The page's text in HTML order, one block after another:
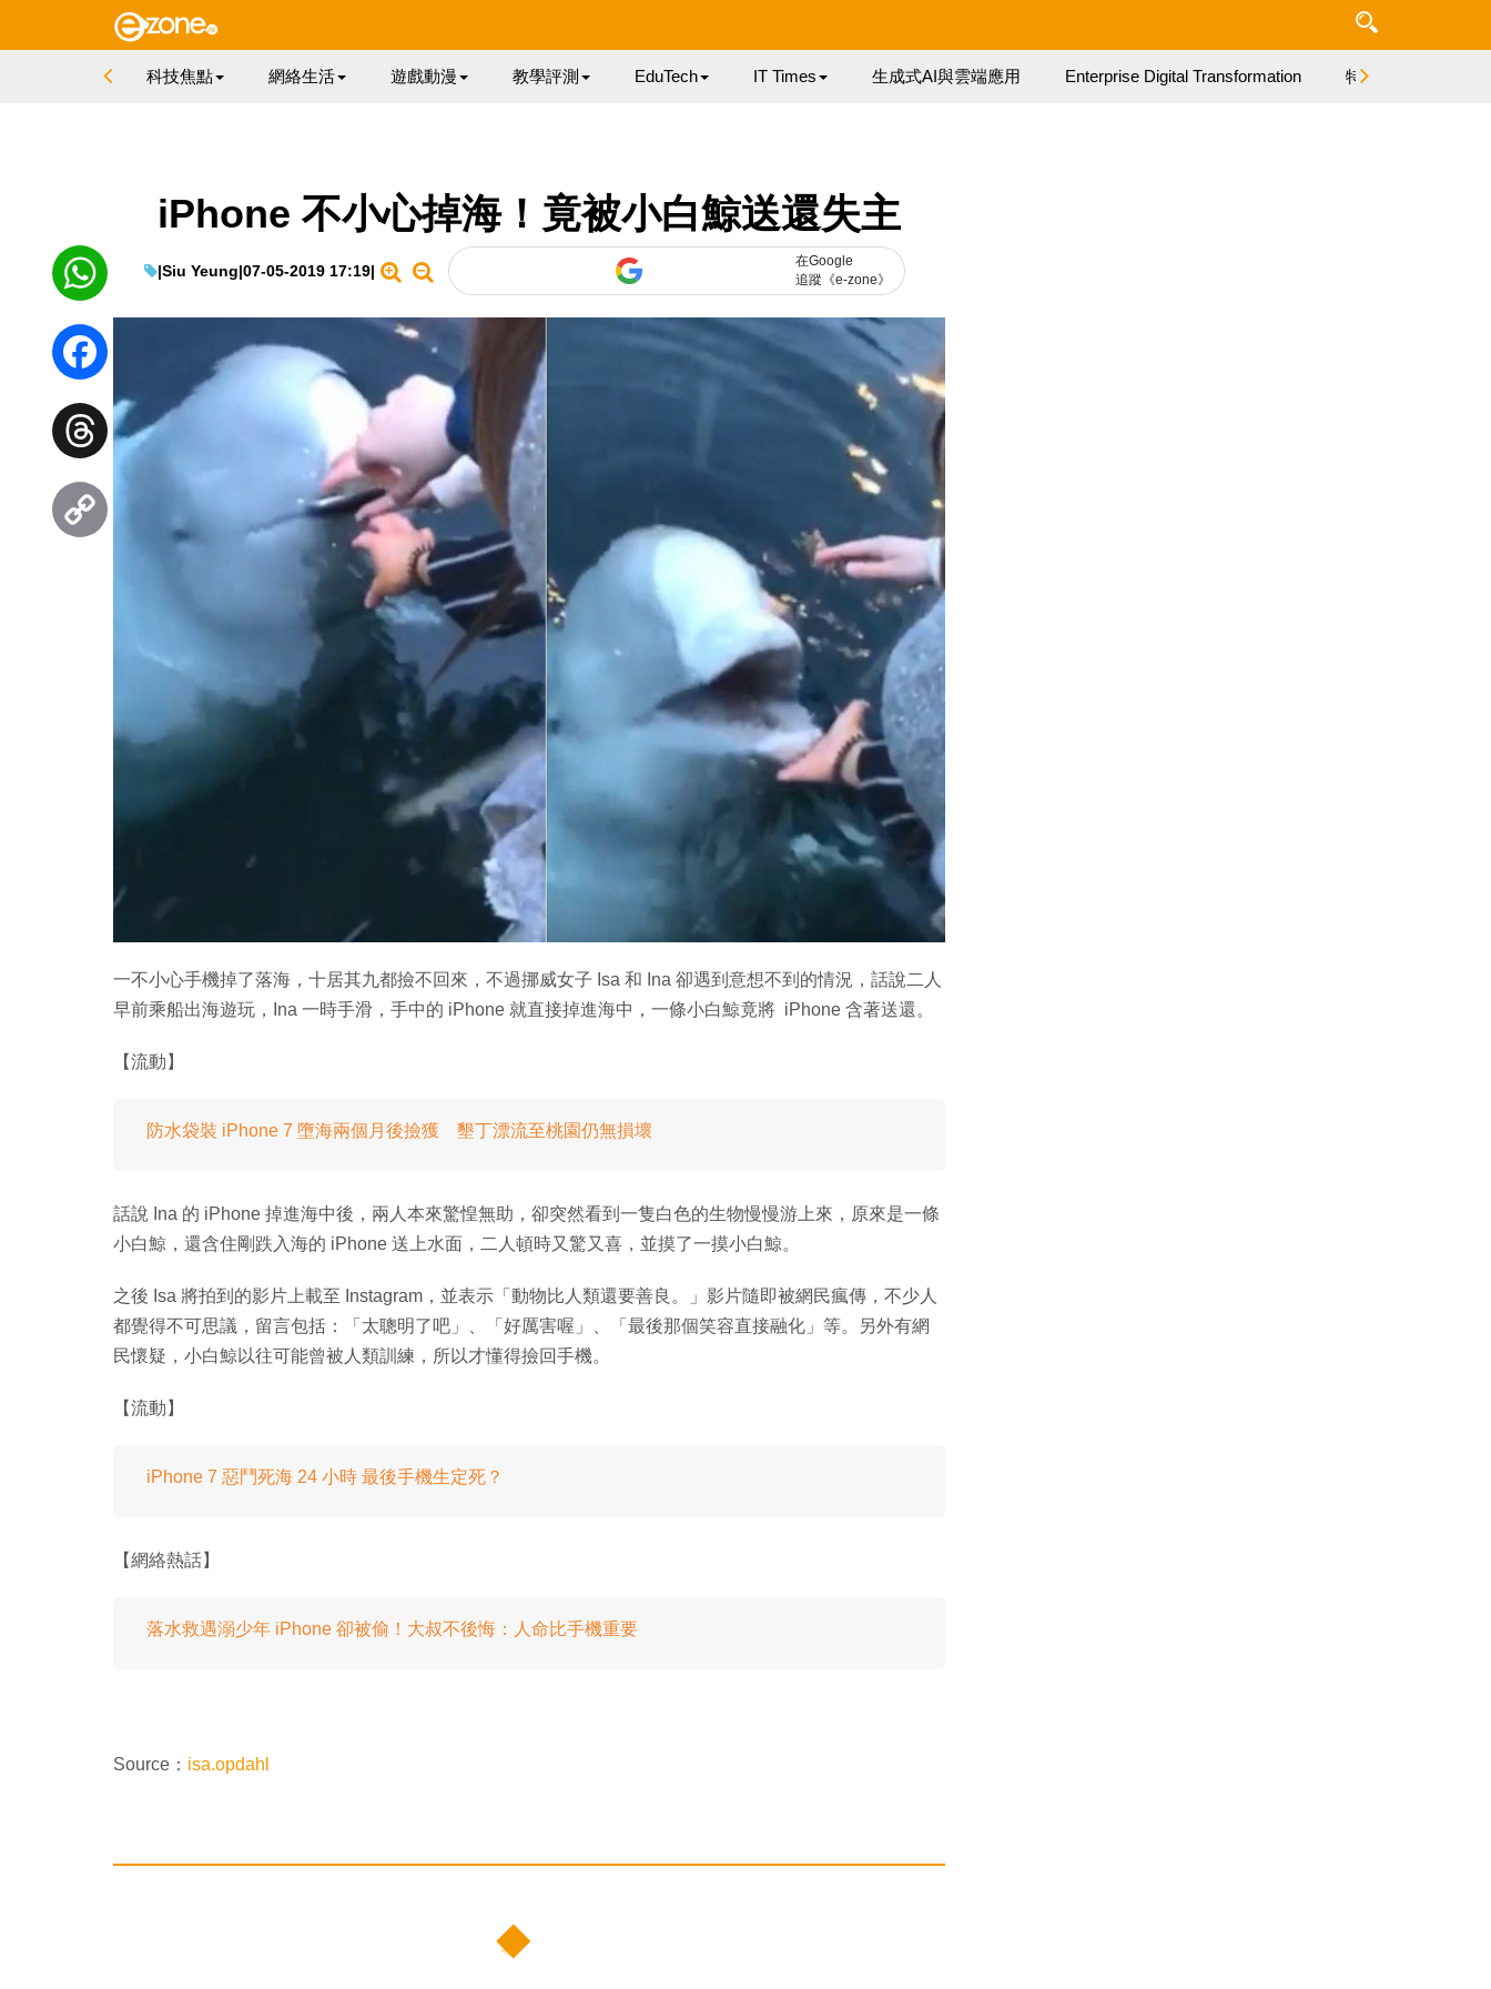
科技焦點 網絡生活 遊戲動漫 教學評測 EduTech IT Times 生成式AI與雲端應用 Enterprise Digital Transformation 特集
iPhone 不小心掉海！竟被小白鯨送還失主
|Siu Yeung|07-05-2019 17:19|
在Google
追蹤《e-zone》
一不小心手機掉了落海，十居其九都撿不回來，不過挪威女子 Isa 和 Ina 卻遇到意想不到的情況，話說二人
早前乘船出海遊玩，Ina 一時手滑，手中的 iPhone 就直接掉進海中，一條小白鯨竟將 iPhone 含著送還。
【流動】
防水袋裝 iPhone 7 墮海兩個月後撿獲 墾丁漂流至桃園仍無損壞
話說 Ina 的 iPhone 掉進海中後，兩人本來驚惶無助，卻突然看到一隻白色的生物慢慢游上來，原來是一條
小白鯨，還含住剛跌入海的 iPhone 送上水面，二人頓時又驚又喜，並摸了一摸小白鯨。
之後 Isa 將拍到的影片上載至 Instagram，並表示「動物比人類還要善良。」影片隨即被網民瘋傳，不少人
都覺得不可思議，留言包括：「太聰明了吧」、「好厲害喔」、「最後那個笑容直接融化」等。另外有網
民懷疑，小白鯨以往可能曾被人類訓練，所以才懂得撿回手機。
【流動】
iPhone 7 惡鬥死海 24 小時 最後手機生定死？
【網絡熱話】
落水救遇溺少年 iPhone 卻被偷！大叔不後悔：人命比手機重要
Source： isa.opdahl
WhatsApp
Facebook
Threads